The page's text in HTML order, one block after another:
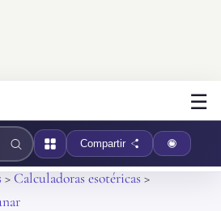
☰
Compartir
> Calculadoras esotéricas >